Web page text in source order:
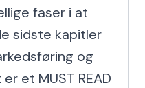
faser i at
sidste kapitler
og
et MUST READ